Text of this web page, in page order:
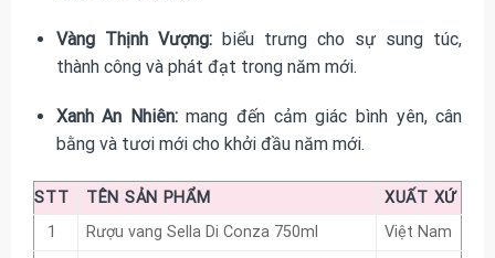
Vàng Thịnh Vượng:biểu trưng cho sự sung túc,
thành công và phát đạt trong năm mới.
Xanh An Nhiên:mang đến cảm giác bình yên, cân
bằng và tươi mới cho khởi đầu năm mới.
STT TÊN SẢN PHẨM
XUẤT XỨ
1
Rượu vang Sella Di Conza 750ml Việt Nam